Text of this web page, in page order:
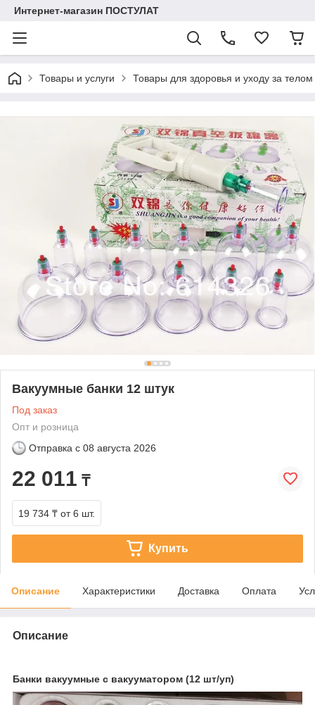
Интернет-магазин ПОСТУЛАТ
Товары и услуги Товары для здоровья и уходу за телом
Вакуумные банки 12 штук
Под заказ
Опт и розница
Отправка с 08 августа 2026
22 011 ₸
19 734 ₸ от 6 шт.
Купить
Описание Характеристики Доставка Оплата
Описание
Банки вакуумные с вакууматором (12 шт/уп)